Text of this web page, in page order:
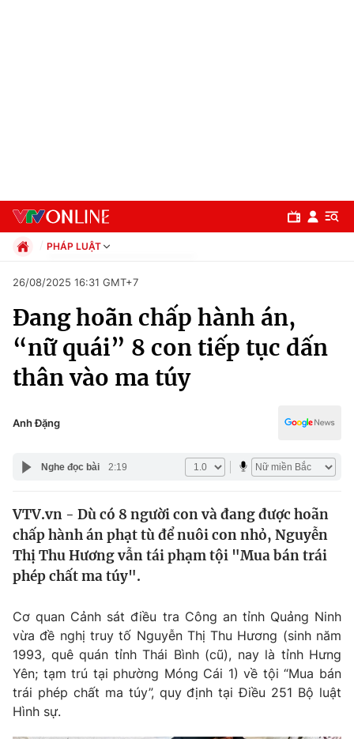
Chuyên mục
Chính trị
Thế giới
Tin tức
Câu chuyện quốc tế
Kinh tế
Tài chính
Thị trường
Góc doanh nghiệp
Dữ liệu và đời sống
Truyền hình
Phim VTV
PHÁP LUẬT
Xã hội
Pháp luật
Kinh tế
Thể thao
Truyền hình
Đời sống
Giáo dục
26/08/2025 16:31 GMT+7
Đang hoãn chấp hành án,
“nữ quái” 8 con tiếp tục dấn
thân vào ma túy
Anh Đặng
Nghe đọc bài 2:19
VTV.vn - Dù có 8 người con và đang được hoãn
chấp hành án phạt tù để nuôi con nhỏ, Nguyễn
Thị Thu Hương vẫn tái phạm tội "Mua bán trái
phép chất ma túy".
Cơ quan Cảnh sát điều tra Công an tỉnh Quảng Ninh
vừa đề nghị truy tố Nguyễn Thị Thu Hương (sinh năm
1993, quê quán tỉnh Thái Bình (cũ), nay là tỉnh Hưng
Yên; tạm trú tại phường Móng Cái 1) về tội “Mua bán
trái phép chất ma túy”, quy định tại Điều 251 Bộ luật
Hình sự.